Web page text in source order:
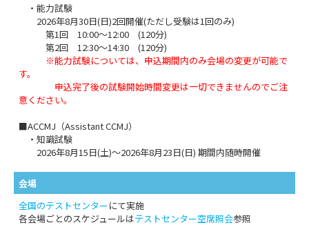
・能力試験
2026年8月30日(日)2回開催(ただし受験は1回のみ)
第1回 10:00～12:00 (120分)
第2回 12:30～14:30 (120分)
※能力試験については、申込期間内のみ会場の変更が可能で
す。
申込完了後の試験開始時間変更は一切できませんのでご注
意ください。
■ACCMJ（Assistant CCMJ）
・知識試験
2026年8月15日(土)～2026年8月23日(日) 期間内随時開催
会場
全国のテストセンターにて実施
各会場ごとのスケジュールはテストセンター空席照会参照